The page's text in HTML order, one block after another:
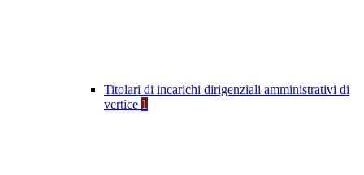
Titolari di incarichi dirigenziali amministrativi di
vertice 1